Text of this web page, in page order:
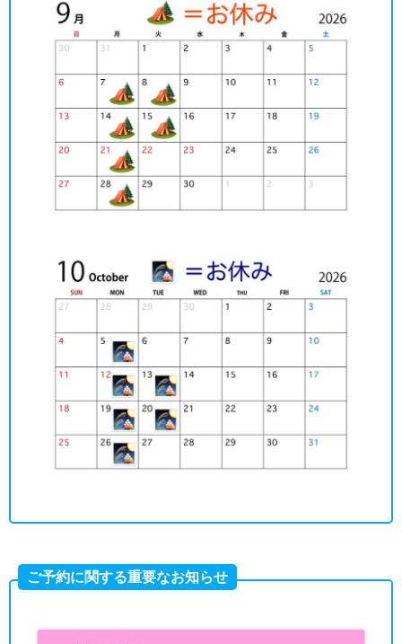
ご予約に関する重要なお知らせ